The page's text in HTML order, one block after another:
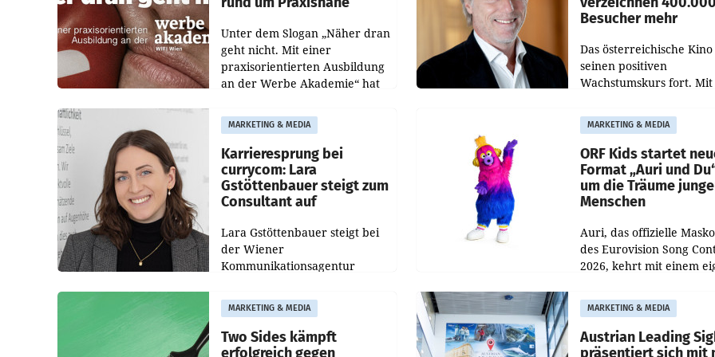
Unter dem Slogan „Näher dran
geht nicht. Mit einer
praxisorientierten Ausbildung
an der Werbe Akademie“ hat
WIFI Wien eine neue
Imagekampagne gestartet.
Besucher mehr
Das österreichische Kino
seinen positiven
Wachstumskurs fort.
und Besucher höheren
Nettoreichweite im ersten
Halbjahr 2026
MARKETING & MEDIA
Karrieresprung bei
currycom: Lara
Gstöttenbauer steigt zum
Consultant auf
Lara Gstöttenbauer steigt bei
der Wiener
Kommunikationsagentur
partners zum Consultant auf.
Die 27-jährige Beraterin
betreut Kundinnen und
Kunden in den Bereichen
MARKETING & MEDIA
ORF Kids startet
Format „Auri und
um die Träume
Menschen
Auri, das offizielle
des Eurovision Song
2026, kehrt mit einem
zurück. In der neuen
„Auri und Du“ bei ORF
steht
MARKETING & MEDIA
Two Sides kämpft
erfolgreich gegen
MARKETING & MEDIA
Austrian Leading
präsentiert sich mit